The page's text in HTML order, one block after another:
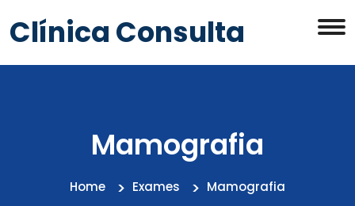
Clínica Consulta
Mamografia
Home Exames Mamografia